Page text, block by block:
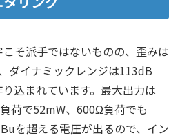
そ派手ではないものの、歪みは
ダイナミックレンジは113dB
込まれています。最大出力は
荷で52mW、600Ω負荷でも
を超える電圧が出るので、イン